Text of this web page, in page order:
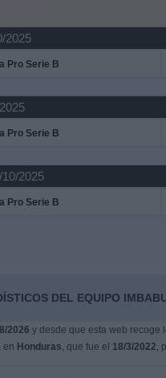
2025
Pro Serie B
Pro Serie B
2025
Pro Serie B
DEL EQUIPO
2026 y desde que esta web recoge
en Honduras, que fue el 18/3/2022,